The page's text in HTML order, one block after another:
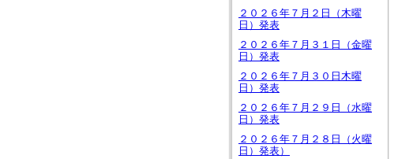
２０２６年７月２日（木曜
日）発表
２０２６年７月３１日（金曜
日）発表
２０２６年７月３０日木曜
日）発表
２０２６年７月２９日（水曜
日）発表
２０２６年７月２８日（火曜
日）発表）